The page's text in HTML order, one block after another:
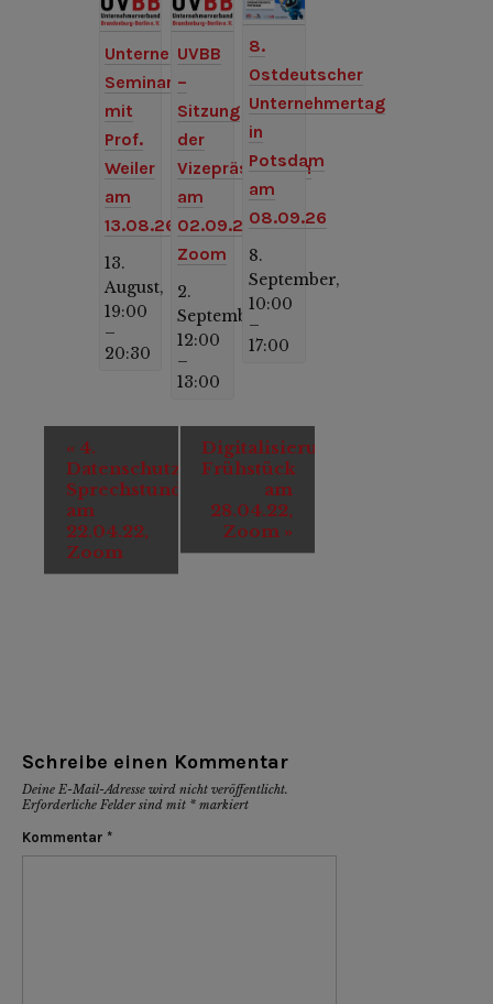
Unternehmer-
Seminar
mit
Prof.
Weiler
am
13.08.26
13.
August,
19:00
–
20:30
UVBB
–
Sitzung
der
Vizepräsidenten
am
02.09.26,
Zoom
2.
September,
12:00
–
13:00
8.
Ostdeutscher
Unternehmertag
in
Potsdam
am
08.09.26
8.
September,
10:00
–
17:00
Veranstaltung-
Navigation
« 4.
Datenschutz-
Sprechstunde
am
22.04.22,
Zoom
Digitalisierungs-
Frühstück
am
28.04.22,
Zoom »
Schreibe einen Kommentar
Deine E-Mail-Adresse wird nicht veröffentlicht.
Erforderliche Felder sind mit * markiert
Kommentar *